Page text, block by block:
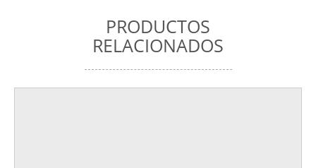
PRODUCTOS
RELACIONADOS